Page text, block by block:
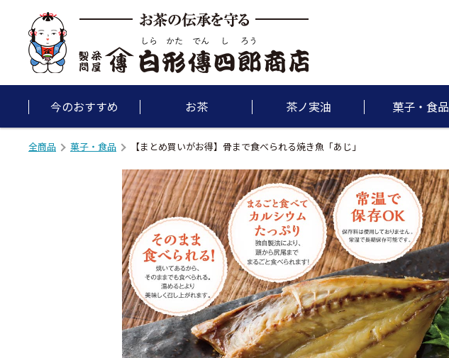
今のおすすめ お茶 茶ノ実油 菓子・食品
全商品 菓子・食品 【まとめ買いがお得】骨まで食べられる焼き魚「あじ」